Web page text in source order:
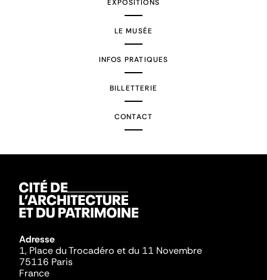
EXPOSITIONS
LE MUSÉE
INFOS PRATIQUES
BILLETTERIE
CONTACT
Adresse
1, Place du Trocadéro et du 11 Novembre
75116 Paris
France